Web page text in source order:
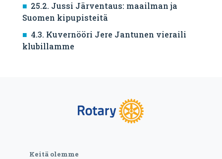
25.2. Jussi Järventaus: maailman ja
Suomen kipupisteitä
4.3. Kuvernööri Jere Jantunen vieraili
klubillamme
Keitä olemme